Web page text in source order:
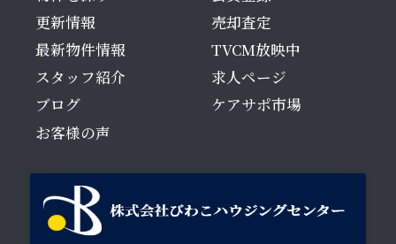
更新情報
最新物件情報
スタッフ紹介
ブログ
お客様の声
売却査定
TVCM放映中
求人ページ
ケアサポ市場